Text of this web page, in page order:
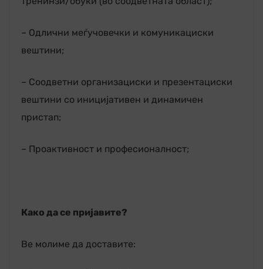
– Одлични меѓучовечки и комуникациски
вештини;
– Соодветни организациски и презентациски
вештини со иницијативен и динамичен
пристап;
– Проактивност и професионалност;
Како да се пријавите?
Ве молиме да доставите: